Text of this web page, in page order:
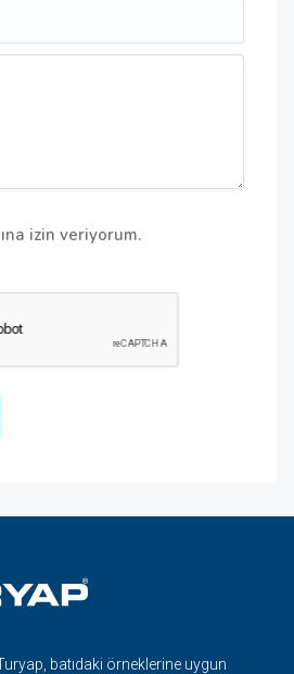
izin veriyorum.
batıdaki örneklerine uygun